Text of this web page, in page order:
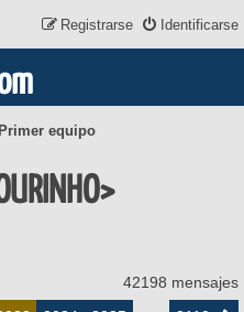
Identificarse
Registrarse
Primer equipo
42198 mensajes